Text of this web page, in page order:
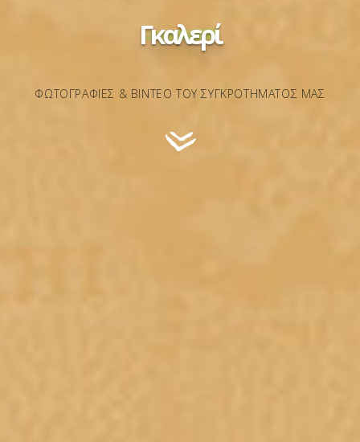
Γκαλερί
ΦΩΤΟΓΡΑΦΊΕΣ & ΒΊΝΤΕΟ ΤΟΥ ΣΥΓΚΡΟΤΉΜΑΤΌΣ ΜΑΣ